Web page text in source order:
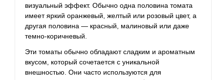
визуальный эффект. Обычно одна половина томата
имеет яркий оранжевый, желтый или розовый цвет, а
другая половина — красный, малиновый или даже
темно-коричневый.
Эти томаты обычно обладают сладким и ароматным
вкусом, который сочетается с уникальной
внешностью. Они часто используются для